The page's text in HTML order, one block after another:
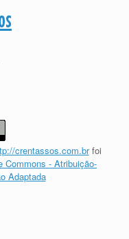
crentassos.com.brfoi
Commons - Atribuição-
Adaptada